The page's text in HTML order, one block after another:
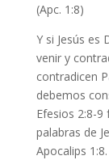
(Apc. 1:8)
Y si Jesús es
venir y
contradicen
debemos
Efesios 2:8-9
palabras de
Apocalips